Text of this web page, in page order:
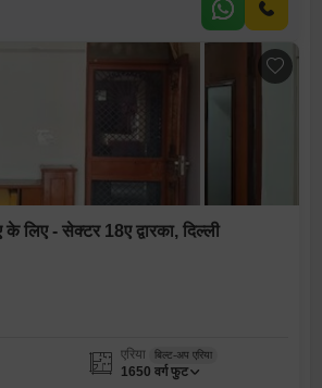
लिए - सेक्टर 18ए द्वारका, दिल्ली
एरिया बिल्ट-अप एरिया
1650 वर्ग फुट